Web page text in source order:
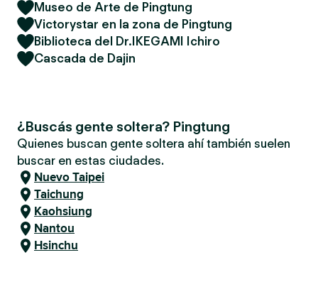
Museo de Arte de Pingtung
Victorystar en la zona de Pingtung
Biblioteca del Dr.IKEGAMI Ichiro
Cascada de Dajin
¿Buscás gente soltera? Pingtung
Quienes buscan gente soltera ahí también suelen
buscar en estas ciudades.
Nuevo Taipei
Taichung
Kaohsiung
Nantou
Hsinchu